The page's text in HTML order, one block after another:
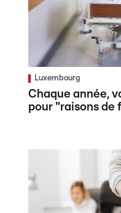
Luxembourg
Chaque année,
pour "raisons de